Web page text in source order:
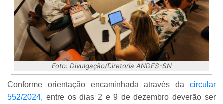
Foto: Divulgação/Diretoria ANDES-SN
Conforme orientação encaminhada através da circular
552/2024, entre os dias 2 e 9 de dezembro deverão ser